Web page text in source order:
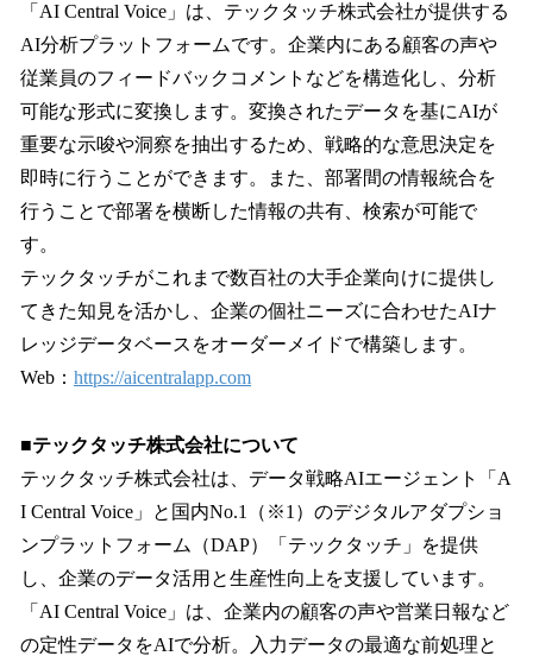
「AI Central Voice」は、テックタッチ株式会社が提供する
AI分析プラットフォームです。企業内にある顧客の声や
従業員のフィードバックコメントなどを構造化し、分析
可能な形式に変換します。変換されたデータを基にAIが
重要な示唆や洞察を抽出するため、戦略的な意思決定を
即時に行うことができます。また、部署間の情報統合を
行うことで部署を横断した情報の共有、検索が可能で
す。
テックタッチがこれまで数百社の大手企業向けに提供し
てきた知見を活かし、企業の個社ニーズに合わせたAIナ
レッジデータベースをオーダーメイドで構築します。
Web： https://aicentralapp.com
■テックタッチ株式会社について
テックタッチ株式会社は、データ戦略AIエージェント「A
I Central Voice」と国内No.1（※1）のデジタルアダプショ
ンプラットフォーム（DAP）「テックタッチ」を提供
し、企業のデータ活用と生産性向上を支援しています。
「AI Central Voice」は、企業内の顧客の声や営業日報など
の定性データをAIで分析。入力データの最適な前処理と